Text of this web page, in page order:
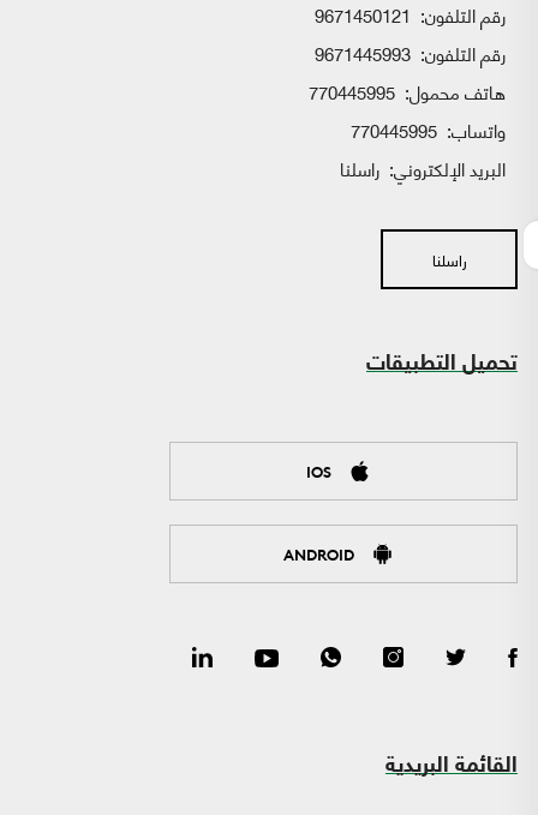
رقم التلفون: 9671450121
رقم التلفون: 9671445993
هاتف محمول: 770445995
واتساب:
البريد الإلكتروني: راسلنا
راسلنا
تحميل التطبيقات
IOS
ANDROID
القائمة البريدية